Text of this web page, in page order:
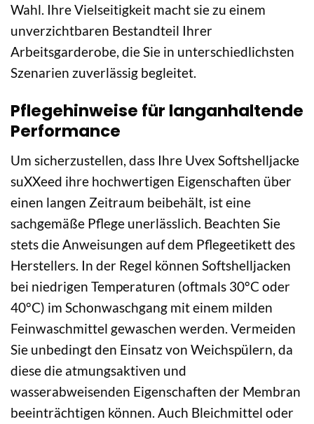
Wahl. Ihre Vielseitigkeit macht sie zu einem
unverzichtbaren Bestandteil Ihrer
Arbeitsgarderobe, die Sie in unterschiedlichsten
Szenarien zuverlässig begleitet.
Pflegehinweise für langanhaltende
Performance
Um sicherzustellen, dass Ihre Uvex Softshelljacke
suXXeed ihre hochwertigen Eigenschaften über
einen langen Zeitraum beibehält, ist eine
sachgemäße Pflege unerlässlich. Beachten Sie
stets die Anweisungen auf dem Pflegeetikett des
Herstellers. In der Regel können Softshelljacken
bei niedrigen Temperaturen (oftmals 30°C oder
40°C) im Schonwaschgang mit einem milden
Feinwaschmittel gewaschen werden. Vermeiden
Sie unbedingt den Einsatz von Weichspülern, da
diese die atmungsaktiven und
wasserabweisenden Eigenschaften der Membran
beeinträchtigen können. Auch Bleichmittel oder